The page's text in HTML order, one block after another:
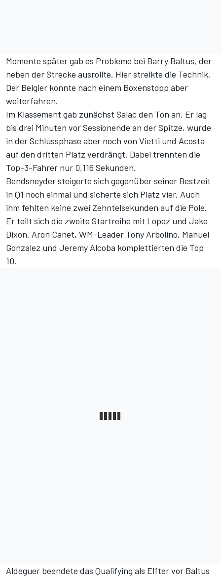
Momente später gab es Probleme bei Barry Baltus, der
neben der Strecke ausrollte. Hier streikte die Technik.
Der Belgier konnte nach einem Boxenstopp aber
weiterfahren.
Im Klassement gab zunächst Salac den Ton an. Er lag
bis drei Minuten vor Sessionende an der Spitze, wurde
in der Schlussphase aber noch von Vietti und Acosta
auf den dritten Platz verdrängt. Dabei trennten die
Top-3-Fahrer nur 0,116 Sekunden.
Bendsneyder steigerte sich gegenüber seiner Bestzeit
in Q1 noch einmal und sicherte sich Platz vier. Auch
ihm fehlten keine zwei Zehntelsekunden auf die Pole.
Er teilt sich die zweite Startreihe mit Lopez und Jake
Dixon. Aron Canet, WM-Leader Tony Arbolino, Manuel
Gonzalez und Jeremy Alcoba komplettierten die Top
10.
Aldeguer beendete das Qualifying als Elfter vor Baltus